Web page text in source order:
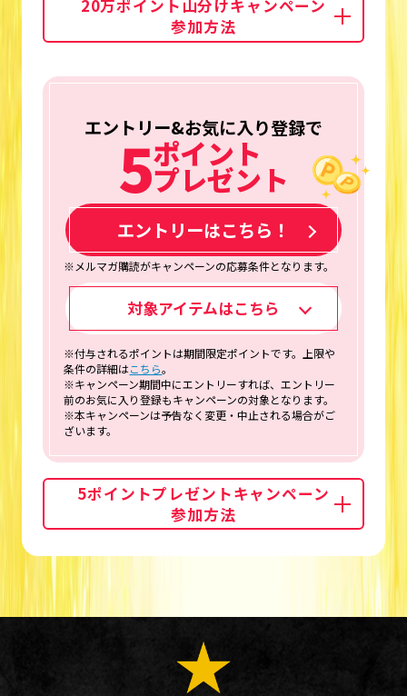
20万ポイント山分けキャンペーン
参加方法
エントリー&お気に入り登録で
5ポイント
プレゼント
エントリーはこちら！
※メルマガ購読がキャンペーンの応募条件となります。
対象アイテムはこちら
※付与されるポイントは期間限定ポイントです。上限や
条件の詳細はこちら。
※キャンペーン期間中にエントリーすれば、エントリー
前のお気に入り登録もキャンペーンの対象となります。
※本キャンペーンは予告なく変更・中止される場合がご
ざいます。
5ポイントプレゼントキャンペーン
参加方法